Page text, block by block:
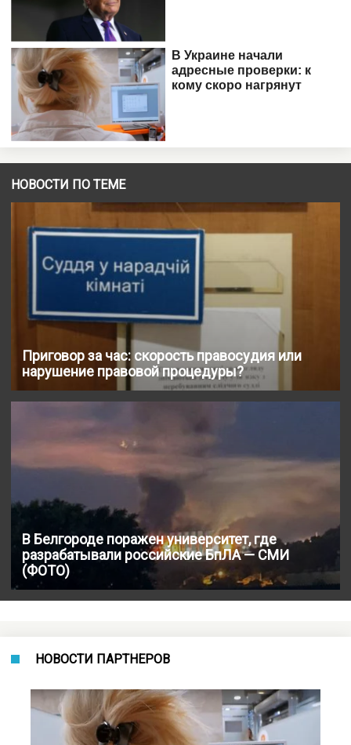
НОВОСТИ ПО ТЕМЕ
Приговор за час: скорость правосудия или
нарушение правовой процедуры?
В Белгороде поражен университет, где
разрабатывали российские БпЛА — СМИ
(ФОТО)
НОВОСТИ ПАРТНЕРОВ